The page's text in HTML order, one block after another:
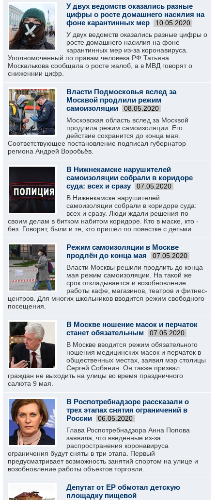
У двух ведомств оказались разные
цифры о росте домашнего насилия на
фоне карантинных мер
10.05.2020
У двух ведомств оказались разные цифры о
росте домашнего насилия на фоне
карантинных мер из-за коронавируса.
Уполномоченный по правам человека РФ Татьяна
Москалькова сообщала о росте жалоб, а в МВД говорят о
сниженнии цифр.
Власти Подмосковья вслед за
Москвой продлили режим
самоизоляции
08.05.2020
Московская область вслед за Москвой
продлила режим самоизоляции. Его
действие сохранится до конца мая.
Соответствующее постановление подписал губернатор
региона Андрей Воробьёв.
В Нижнекамске нарушителей
самоизоляции собрали в коридоре
суда: всех и сразу
07.05.2020
В Нижнекамске нарушителей
самоизоляции собрали в коридоре суда:
всех и сразу. Люди ждали решения по
своим делам в битком набитом коридоре. Кто в маске, кто -
без. Говорят, были и те, кто пришел по повестке с детьми.
Режим самоизоляции в Москве
продлён до конца мая
07.05.2020
Власти Москвы решили продлить до конца
мая режим самоизоляции. На такой же
срок откладывается и возобновление
работы кафе, магазинов, театров и фитнес-
центров. Для многих школьников вводится режим свободного
посещения.
В Москве ношение масок и перчаток
станет обязательным
07.05.2020
В Москве вводится режим обязательного
ношения медицинских масок и перчаток в
общественных местах, заявил мэр столицы
Сергей Собянин. Он также призвал
граждан не выходить на улицы во время праздничного
салюта 9 мая.
В Роспотребнадзоре рассказали о
трех этапах снятия ограничений в
России
06.05.2020
Глава Роспотребнадзора Анна Попова
заявила, что введенные из-за
распространения коронавируса
ограничения будут сняты в три этапа. Первый
предусматривает возможность занятий спортом на улице и
возобновление работы объектов торговли.
Депутат от ЕР обмотал детскую
площадку пищевой